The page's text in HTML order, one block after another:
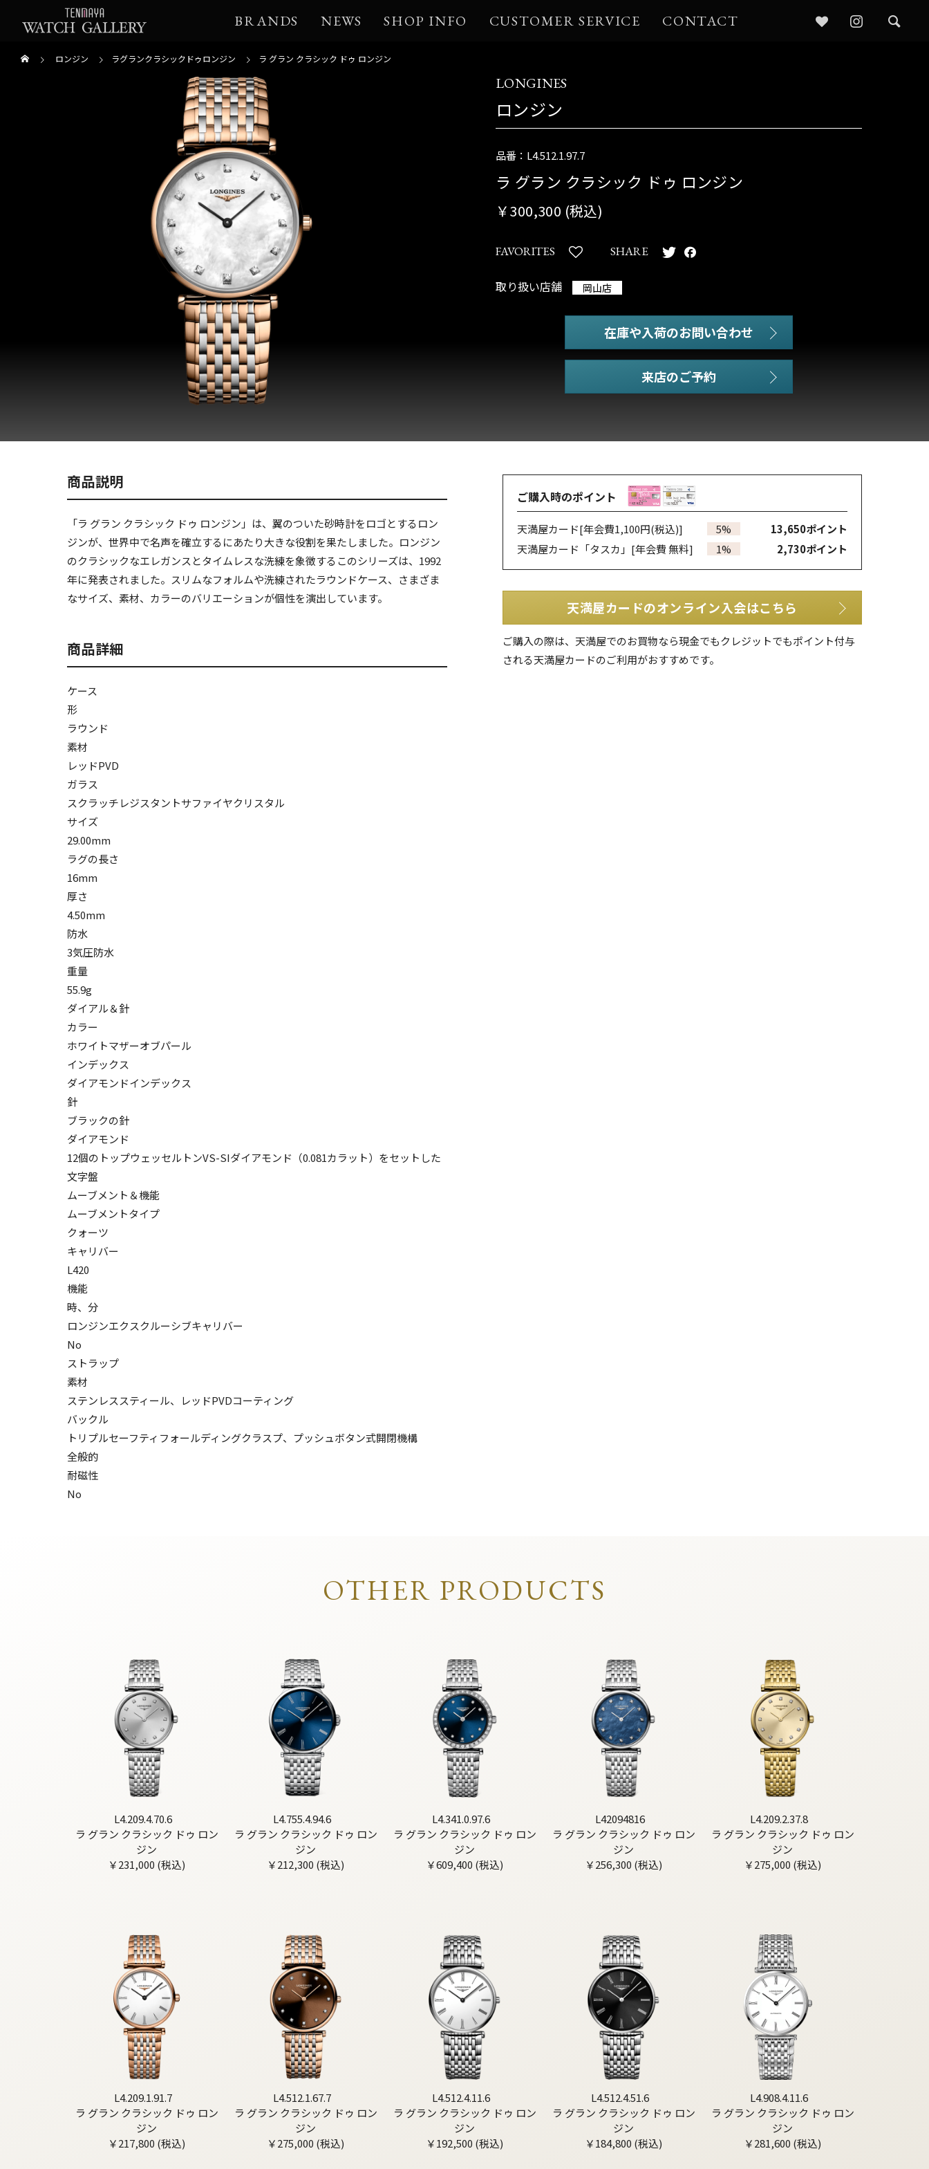
BRANDS NEWS SHOP INFO CUSTOMER SERVICE CONTACT
ロンジン ラグランクラシックドゥロンジン ラ グラン クラシック ドゥ ロンジン
LONGINES
ロンジン
品番：L4.512.1.97.7
ラ グラン クラシック ドゥ ロンジン
￥300,300 (税込)
FAVORITES SHARE
取り扱い店舗 岡山店
在庫や入荷のお問い合わせ
商品説明
「ラ グラン クラシック ドゥ ロンジン」は、翼のついた砂時計をロゴとするロン
ジンが、世界中で名声を確立するにあたり大きな役割を果たしました。ロンジン
のクラシックなエレガンスとタイムレスな洗練を象徴するこのシリーズは、1992
年に発表されました。スリムなフォルムや洗練されたラウンドケース、さまざま
なサイズ、素材、カラーのバリエーションが個性を演出しています。
商品詳細
ケース
形
ラウンド
素材
レッドPVD
ガラス
スクラッチレジスタントサファイヤクリスタル
サイズ
29.00mm
ラグの長さ
16mm
厚さ
4.50mm
防水
3気圧防水
重量
55.9g
ダイアル＆針
カラー
ホワイトマザーオブパール
インデックス
ダイアモンドインデックス
針
ブラックの針
ダイアモンド
12個のトップウェッセルトンVS-SIダイアモンド（0.081カラット）をセットした
文字盤
ムーブメント＆機能
ムーブメントタイプ
クォーツ
キャリバー
L420
機能
時、分
ロンジンエクスクルーシブキャリバー
No
ストラップ
素材
ステンレススティール、レッドPVDコーティング
バックル
トリプルセーフティフォールディングクラスプ、プッシュボタン式開閉機構
全般的
耐磁性
No
ご購入時のポイント
天満屋カード[年会費1,100円(税込)] 5% 13,650ポイント
天満屋カード「タスカ」 [年会費 無料] 1% 2,730ポイント
天満屋カードのオンライン入会はこちら
ご購入の際は、天満屋でのお買物なら現金でもクレジットでもポイント付与
される天満屋カードのご利用がおすすめです。
OTHER PRODUCTS
L4.209.4.70.6
ラ グラン クラシック ドゥ ロン
ジン
￥231,000 (税込)
L4.755.4.94.6
ラ グラン クラシック ドゥ ロン
ジン
￥212,300 (税込)
L4.341.0.97.6
ラ グラン クラシック ドゥ ロン
ジン
￥609,400 (税込)
L42094816
ラ グラン クラシック ドゥ ロン
ジン
￥256,300 (税込)
L4.209.2.37.8
ラ グラン クラシック ドゥ ロン
ジン
￥275,000 (税込)
L4.209.1.91.7
ラ グラン クラシック ドゥ ロン
ジン
￥217,800 (税込)
L4.512.1.67.7
ラ グラン クラシック ドゥ ロン
ジン
￥275,000 (税込)
L4.512.4.11.6
ラ グラン クラシック ドゥ ロン
ジン
￥192,500 (税込)
L4.512.4.51.6
ラ グラン クラシック ドゥ ロン
ジン
￥184,800 (税込)
L4.908.4.11.6
ラ グラン クラシック ドゥ ロン
ジン
￥281,600 (税込)